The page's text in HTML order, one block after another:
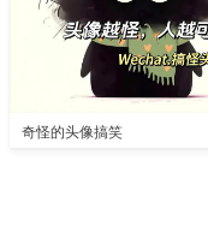
奇怪的头像搞笑